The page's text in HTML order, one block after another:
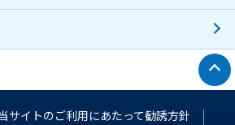
サイトのご利用にあたって勧誘方針